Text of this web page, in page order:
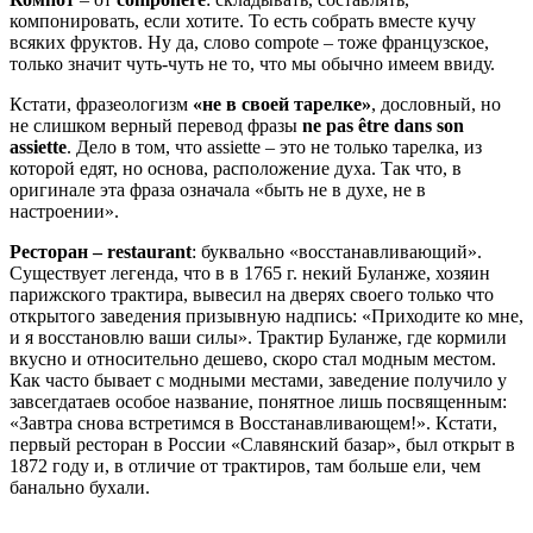
компонировать, если хотите. То есть собрать вместе кучу
всяких фруктов. Ну да, слово compote – тоже французское,
только значит чуть-чуть не то, что мы обычно имеем ввиду.
Кстати, фразеологизм «не в своей тарелке», дословный, но
не слишком верный перевод фразы ne pas être dans son
assiette. Дело в том, что assiette – это не только тарелка, из
которой едят, но основа, расположение духа. Так что, в
оригинале эта фраза означала «быть не в духе, не в
настроении».
Ресторан – restaurant: буквально «восстанавливающий».
Существует легенда, что в в 1765 г. некий Буланже, хозяин
парижского трактира, вывесил на дверях своего только что
открытого заведения призывную надпись: «Приходите ко мне,
и я восстановлю ваши силы». Трактир Буланже, где кормили
вкусно и относительно дешево, скоро стал модным местом.
Как часто бывает с модными местами, заведение получило у
завсегдатаев особое название, понятное лишь посвященным:
«Завтра снова встретимся в Восстанавливающем!». Кстати,
первый ресторан в России «Славянский базар», был открыт в
1872 году и, в отличие от трактиров, там больше ели, чем
банально бухали.